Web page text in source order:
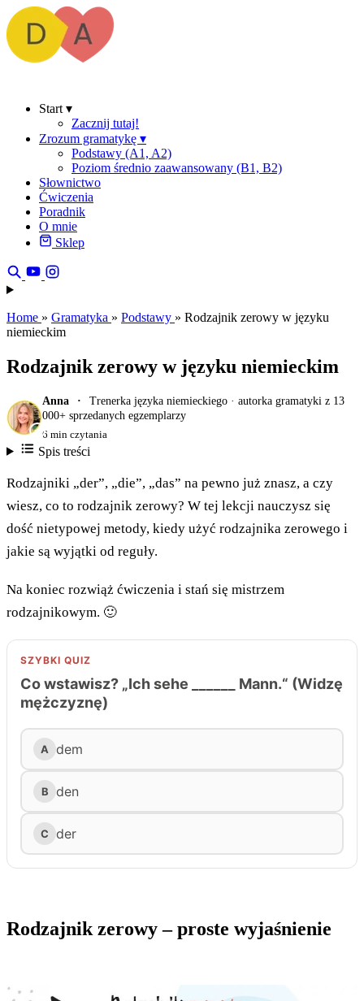
Start ▾
Zacznij tutaj!
Zrozum gramatykę ▾
Podstawy (A1, A2)
Poziom średnio zaawansowany (B1, B2)
Słownictwo
Ćwiczenia
Poradnik
O mnie
Sklep
Home » Gramatyka » Podstawy » Rodzajnik zerowy w języku
niemieckim
Rodzajnik zerowy w języku niemieckim
Anna
Trenerka języka niemieckiego · autorka gramatyki z 13
000+ sprzedanych egzemplarzy
6 min czytania
Spis treści
Rodzajniki „der”, „die”, „das” na pewno już znasz, a czy
wiesz, co to rodzajnik zerowy? W tej lekcji nauczysz się
dość nietypowej metody, kiedy użyć rodzajnika zerowego i
jakie są wyjątki od reguły.
Na koniec rozwiąż ćwiczenia i stań się mistrzem
rodzajnikowym. 🙂
Rodzajnik zerowy – proste wyjaśnienie